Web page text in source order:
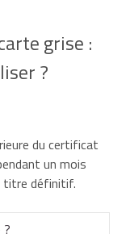
grise :
?
du certificat
un mois
titre définitif.